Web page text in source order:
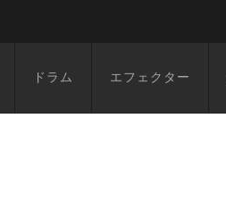
ドラム エフェクター